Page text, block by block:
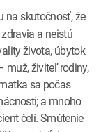
na skutočnosť, že
a neistú
života, úbytok
muž, živiteľ rodiny,
sa počas
a mnoho
čelí. Smútenie